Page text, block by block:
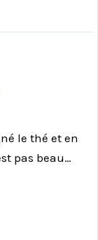
le thé et en
pas beau…